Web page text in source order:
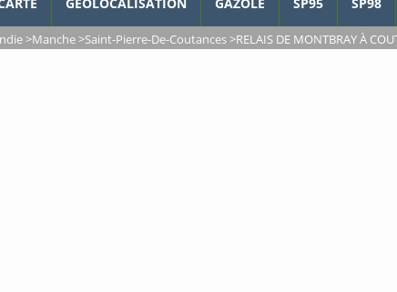
>Manche>Saint-Pierre-De-Coutances>RELAIS DE MONTBRAY À